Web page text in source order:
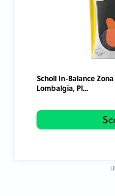
Scholl In-Balance
Lombalgia, Pl...